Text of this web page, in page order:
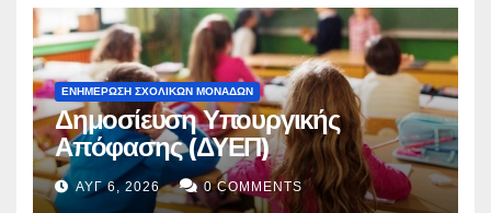
ΕΝΗΜΕΡΩΣΗ ΣΧΟΛΙΚΩΝ ΜΟΝΑΔΩΝ
Δημοσίευση Υπουργικής
Απόφασης (ΔΥΕΠ)
ΑΥΓ 6, 2026 0 COMMENTS